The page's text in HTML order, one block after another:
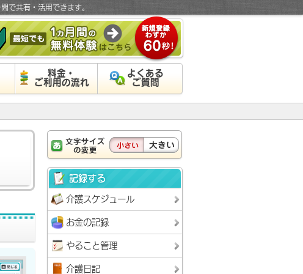
で共有・活用できます。
料金・
ご利用の流れ
よくある
ご質問
記録する
介護スケジュール
お金の記録
やること管理
介護日記